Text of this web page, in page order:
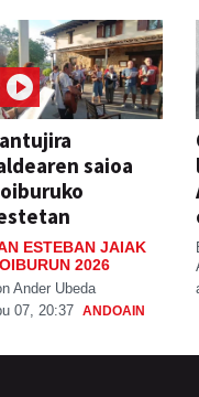
saioa
ESTEBAN JAIAK
2026
Ander Ubeda
07, 20:37 ANDOAIN